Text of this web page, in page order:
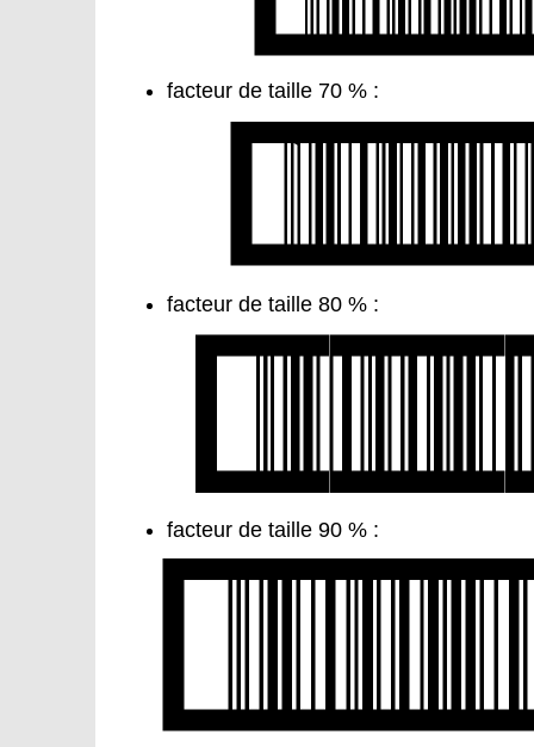
facteur de taille 70 % :
facteur de taille 80 % :
facteur de taille 90 % :